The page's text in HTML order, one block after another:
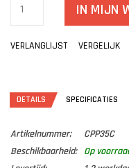
IN MIJN
VERLANGLIJST VERGELIJK
DETAILS SPECIFICATIES
Artikelnummer:
CPP35C
Beschikbaarheid:
Op